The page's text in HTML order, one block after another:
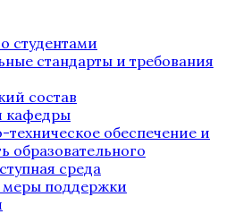
студентами
стандарты и требования
состав
кафедры
обеспечение и
образовательного
среда
поддержки